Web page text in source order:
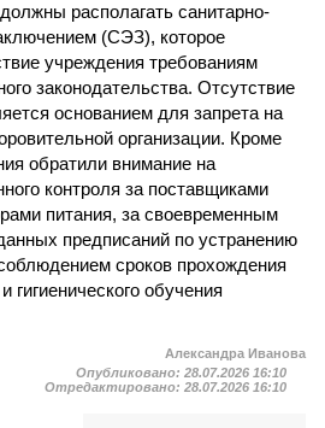
располагать санитарно-
(СЭЗ), которое
учреждения требованиям
законодательства. Отсутствие
основанием для запрета на
организации. Кроме
обратили внимание на
контроля за поставщиками
питания, за своевременным
предписаний по устранению
сроков прохождения
гигиенического обучения
Александра Иванова
Опубликовано: 28.07.2026 16:10
Отредактировано: 28.07.2026 16:10